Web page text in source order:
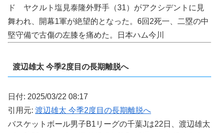
ド ヤクルト塩見泰隆外野手（31）がアクシデントに見
舞われ、開幕1軍が絶望的となった。6回2死一、二塁の中
堅守備で古傷の左膝を痛めた。日本ハム今川
渡辺雄太 今季2度目の長期離脱へ
日付: 2025/03/22 08:17
引用元: 渡辺雄太 今季2度目の長期離脱へ
バスケットボール男子B1リーグの千葉Jは22日、渡辺雄太